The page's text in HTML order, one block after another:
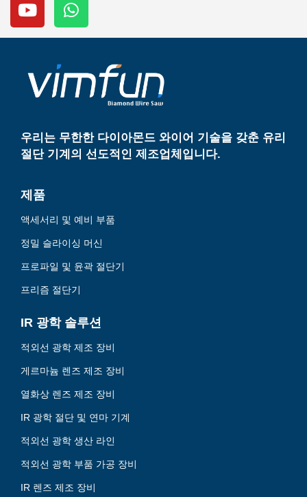
튜
브
h
a
t
a
p
우리는 무한한 다이아몬드 와이어 기술을 갖춘 유리
절단 기계의 선도적인 제조업체입니다.
제품
액세서리 및 예비 부품
정밀 슬라이싱 머신
프로파일 및 윤곽 절단기
프리즘 절단기
IR 광학 솔루션
적외선 광학 제조 장비
게르마늄 렌즈 제조 장비
열화상 렌즈 제조 장비
IR 광학 절단 및 연마 기계
적외선 광학 생산 라인
적외선 광학 부품 가공 장비
IR 렌즈 제조 장비